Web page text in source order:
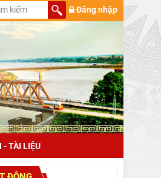
Đăng nhập
- TÀI LIỆU